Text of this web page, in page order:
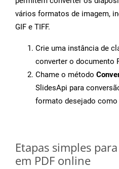
vários formatos de imagem,
GIF e TIFF.
Crie uma instância de
converter o documento
Chame o método
SlidesApi para
formato desejado como
Etapas simples
em PDF online